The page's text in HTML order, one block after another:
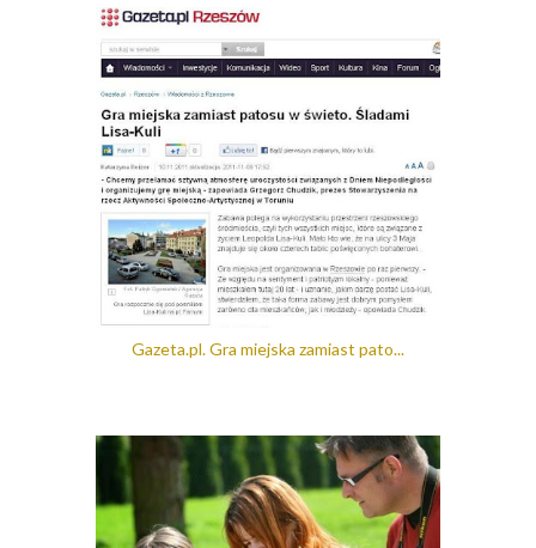
Gazeta.pl. Gra miejska zamiast pato...